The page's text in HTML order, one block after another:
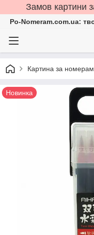
Замов картини
Po-Nomeram.com.ua:
Картина за
Новинка